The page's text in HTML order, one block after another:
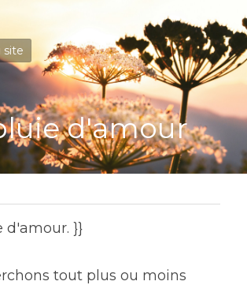
site
d'amour
d'amour. }}
tout plus ou moins